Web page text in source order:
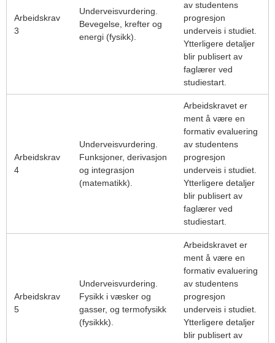
Arbeidskrav
3
Underveisvurdering.
Bevegelse, krefter og
energi (fysikk).
av studentens
progresjon
underveis i studiet.
Ytterligere detaljer
blir publisert av
faglærer ved
studiestart.
Arbeidskrav
4
Underveisvurdering.
Funksjoner, derivasjon
og integrasjon
(matematikk).
Arbeidskravet er
ment å være en
formativ evaluering
av studentens
progresjon
underveis i studiet.
Ytterligere detaljer
blir publisert av
faglærer ved
studiestart.
Arbeidskrav
5
Underveisvurdering.
Fysikk i væsker og
gasser, og termofysikk
(fysikkk).
Arbeidskravet er
ment å være en
formativ evaluering
av studentens
progresjon
underveis i studiet.
Ytterligere detaljer
blir publisert av